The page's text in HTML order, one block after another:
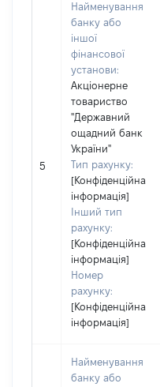
5
Найменування
банку або
іншої
фінансової
установи:
Акціонерне
товариство
"Державний
ощадний банк
України"
Тип рахунку:
[Конфіденційна
інформація]
Інший тип
рахунку:
[Конфіденційна
інформація]
Номер
рахунку:
[Конфіденційна
інформація]
Найменування
банку або